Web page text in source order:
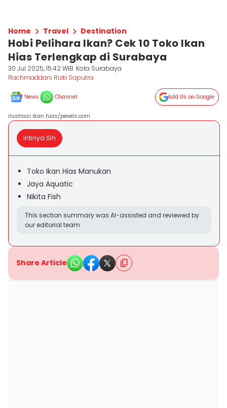
Home Travel Destination
Hobi Pelihara Ikan? Cek 10 Toko Ikan
Hias Terlengkap di Surabaya
30 Jul 2025, 15:42 WIB Kota Surabaya
Rachmaddani Rizki Saputra
News Channel Add Us on Google
ilustrasi ikan hias/pexels.com
Intinya Sih
Toko Ikan Hias Manukan
Jaya Aquatic
Nikita Fish
This section summary was AI-assisted and reviewed by
our editorial team.
Share Article